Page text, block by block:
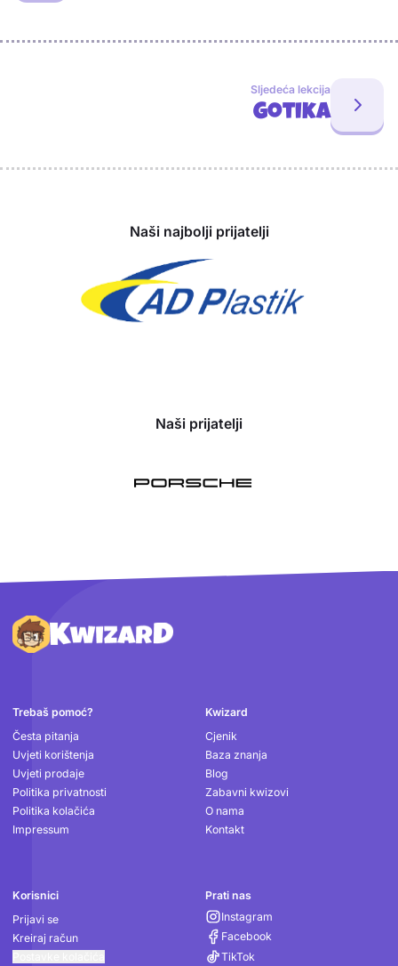
Sljedeća lekcija
Gotika
Naši najbolji prijatelji
Naši prijatelji
Podnožje
Trebaš pomoć?
Česta pitanja
Uvjeti korištenja
Uvjeti prodaje
Politika privatnosti
Politika kolačića
Impressum
Kwizard
Cjenik
Baza znanja
Blog
Zabavni kwizovi
O nama
Kontakt
Korisnici
Prijavi se
Kreiraj račun
Prati nas
Instagram
Facebook
TikTok